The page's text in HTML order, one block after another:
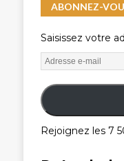
ABONNEZ-
Saisissez votre
Rejoignez les 7